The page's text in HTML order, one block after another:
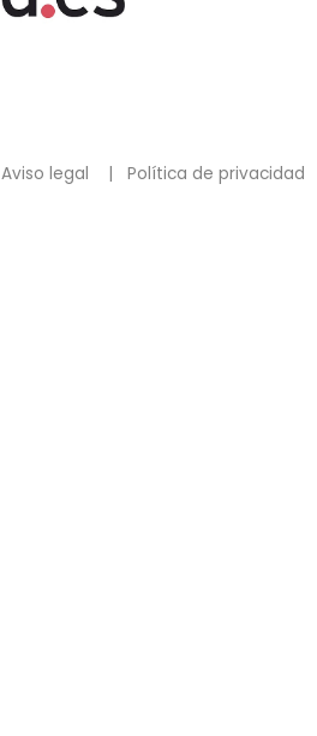
Aviso legal | Política de privacidad